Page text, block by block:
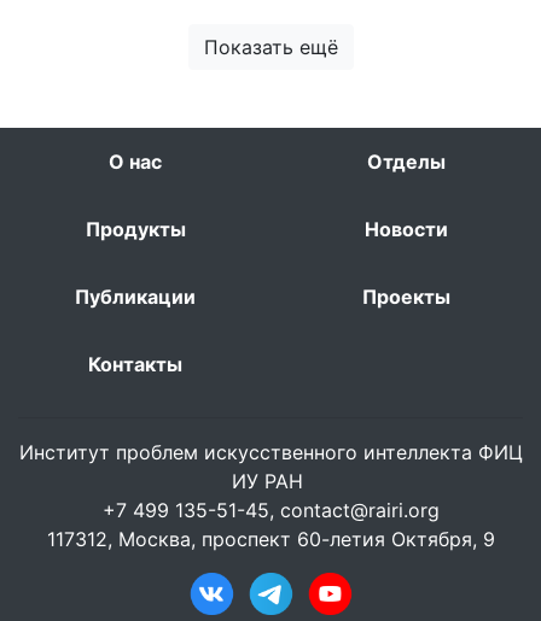
Показать ещё
О нас Отделы
Продукты Новости
Публикации Проекты
Контакты
Институт проблем искусственного интеллекта ФИЦ
ИУ РАН
+7 499 135-51-45, contact@rairi.org
117312, Москва, проспект 60-летия Октября, 9